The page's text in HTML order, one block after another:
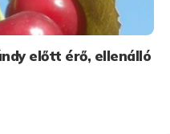
előtt érő, ellenálló